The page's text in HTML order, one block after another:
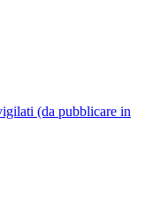
(da pubblicare in